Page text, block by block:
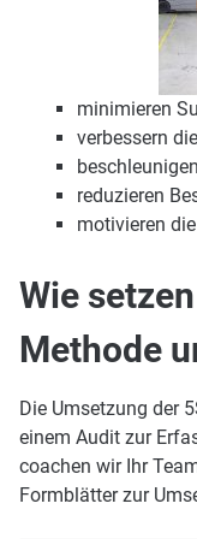
minimieren
verbessern
reduzieren
motivieren
Wie
Methode
Die Umsetzung der
einem Audit zur
coachen wir Ihr
Formblätter zur